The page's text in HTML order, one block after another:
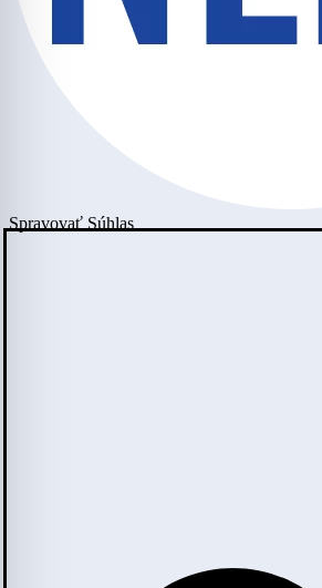
Spravovať Súhlas